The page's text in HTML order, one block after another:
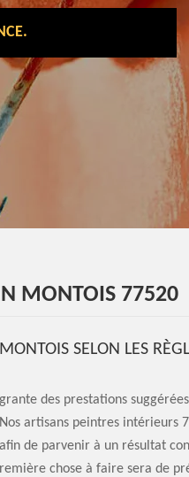
MONTOIS 77520
SELON LES
des prestations
artisans peintres intérieurs
de parvenir à un résultat
chose à faire sera de